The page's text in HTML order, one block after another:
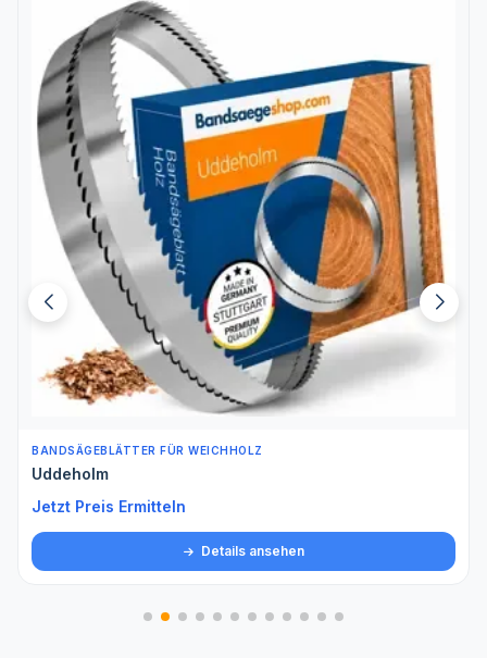
BANDSÄGEBLÄTTER FÜR WEICHHOLZ
Uddeholm
Jetzt Preis Ermitteln
Details ansehen